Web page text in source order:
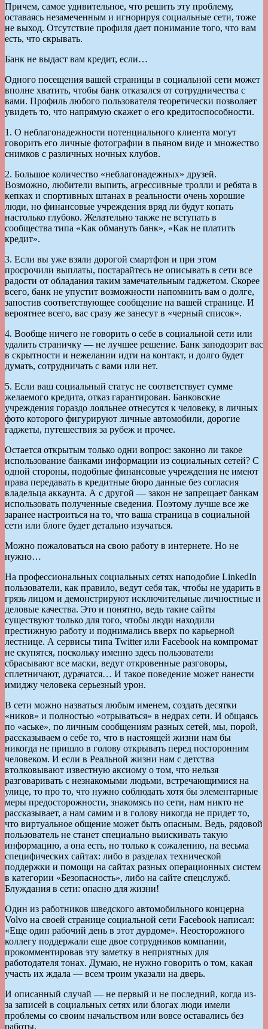
Причем, самое удивительное, что решить эту проблему,
оставаясь незамеченным и игнорируя социальные сети, тоже
не выход. Отсутствие профиля дает понимание того, что вам
есть, что скрывать.
Банк не выдаст вам кредит, если…
Одного посещения вашей страницы в социальной сети может
вполне хватить, чтобы банк отказался от сотрудничества с
вами. Профиль любого пользователя теоретически позволяет
увидеть то, что напрямую скажет о его кредитоспособности.
1. О неблагонадежности потенциального клиента могут
говорить его личные фотографии в пьяном виде и множество
снимков с различных ночных клубов.
2. Большое количество «неблагонадежных» друзей.
Возможно, любители выпить, агрессивные тролли и ребята в
кепках и спортивных штанах в реальности очень хорошие
люди, но финансовые учреждения вряд ли будут копать
настолько глубоко. Желательно также не вступать в
сообщества типа «Как обмануть банк», «Как не платить
кредит».
3. Если вы уже взяли дорогой смартфон и при этом
просрочили выплаты, постарайтесь не описывать в сети все
радости от обладания таким замечательным гаджетом. Скорее
всего, банк не упустит возможности напомнить вам о долге,
запостив соответствующее сообщение на вашей странице. И
вероятнее всего, вас сразу же занесут в «черный список».
4. Вообще ничего не говорить о себе в социальной сети или
удалить страничку — не лучшее решение. Банк заподозрит вас
в скрытности и нежелании идти на контакт, и долго будет
думать, сотрудничать с вами или нет.
5. Если ваш социальный статус не соответствует сумме
желаемого кредита, отказ гарантирован. Банковские
учреждения гораздо лояльнее отнесутся к человеку, в личных
фото которого фигурируют личные автомобили, дорогие
гаджеты, путешествия за рубеж и прочее.
Остается открытым только одни вопрос: законно ли такое
использование банками информации из социальных сетей? С
одной стороны, подобные финансовые учреждения не имеют
права передавать в кредитные бюро данные без согласия
владельца аккаунта. А с другой — закон не запрещает банкам
использовать полученные сведения. Поэтому лучше все же
заранее настроиться на то, что ваша страница в социальной
сети или блоге будет детально изучаться.
Можно пожаловаться на свою работу в интернете. Но не
нужно…
На профессиональных социальных сетях наподобие LinkedIn
пользователи, как правило, ведут себя так, чтобы не ударить в
грязь лицом и демонстрируют исключительные личностные и
деловые качества. Это и понятно, ведь такие сайты
существуют только для того, чтобы люди находили
престижную работу и поднимались вверх по карьерной
лестнице. А сервисы типа Twitter или Facebook на компромат
не скупятся, поскольку именно здесь пользователи
сбрасывают все маски, ведут откровенные разговоры,
сплетничают, дурачатся… И такое поведение может нанести
имиджу человека серьезный урон.
В сети можно назваться любым именем, создать десятки
«ников» и полностью «отрываться» в недрах сети. И общаясь
по «аське», по личным сообщениям разных сетей, мы, порой,
рассказываем о себе то, что в настоящей жизни нам бы
никогда не пришло в голову открывать перед посторонним
человеком. И если в Реальной жизни нам с детства
втолковывают известную аксиому о том, что нельзя
разговаривать с незнакомыми людьми, встречающимися на
улице, то про то, что нужно соблюдать хотя бы элементарные
меры предосторожности, знакомясь по сети, нам никто не
рассказывает, а нам самим и в голову никогда не придет то,
что виртуальное общение может быть опасным. Ведь, рядовой
пользователь не станет специально выискивать такую
информацию, а она есть, но только к сожалению, на весьма
специфических сайтах: либо в разделах технической
поддержки и помощи на сайтах разных операционных систем
в категории «Безопасность», либо на сайте спецслужб.
Блуждания в сети: опасно для жизни!
Один из работников шведского автомобильного концерна
Volvo на своей странице социальной сети Facebook написал:
«Еще один рабочий день в этот дурдоме». Неосторожного
коллегу поддержали еще двое сотрудников компании,
прокомментировав эту заметку в неприятных для
работодателя тонах. Думаю, не нужно говорить о том, какая
участь их ждала — всем троим указали на дверь.
И описанный случай — не первый и не последний, когда из-
за записей в социальных сетях или блогах люди имели
проблемы со своим начальством или вовсе оставались без
работы.